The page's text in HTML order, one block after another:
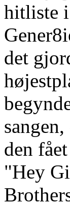
hitliste i
det
den
"Hey